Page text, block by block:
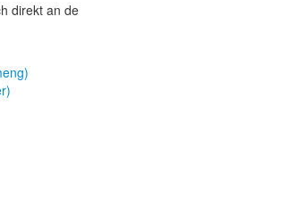
direkt an de